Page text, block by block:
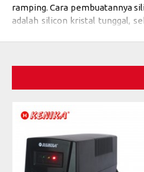
ramping. Cara pembuatannya
adalah silicon kristal tunggal,
Desain multi-busbar dapat
Diuji sesuai standar IEC
yang berarti keamanan
Kepadatan Daya Tinggi